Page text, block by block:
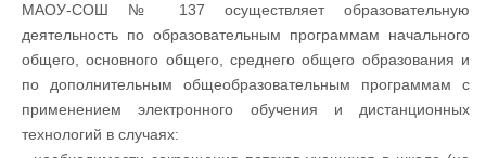
МАОУ-СОШ № 137 осуществляет образовательную
деятельность по образовательным программам начального
общего, основного общего, среднего общего образования и
по дополнительным общеобразовательным программам с
применением электронного обучения и дистанционных
технологий в случаях: